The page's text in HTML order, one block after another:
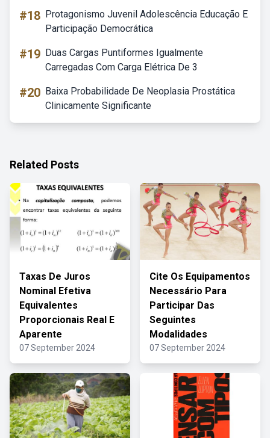
#18 Protagonismo Juvenil Adolescência Educação E
Participação Democrática
#19 Duas Cargas Puntiformes Igualmente
Carregadas Com Carga Elétrica De 3
#20 Baixa Probabilidade De Neoplasia Prostática
Clinicamente Significante
Related Posts
Taxas De Juros
Nominal Efetiva
Equivalentes
Proporcionais Real E
Aparente
07 September 2024
Cite Os Equipamentos
Necessário Para
Participar Das
Seguintes
Modalidades
07 September 2024